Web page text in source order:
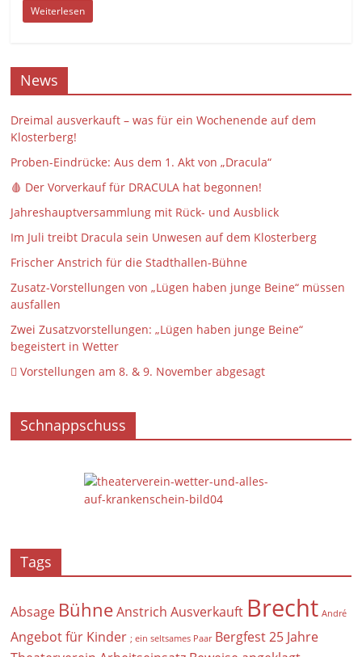
Weiterlesen
News
Dreimal ausverkauft – was für ein Wochenende auf dem
Klosterberg!
Proben-Eindrücke: Aus dem 1. Akt von „Dracula“
🩸 Der Vorverkauf für DRACULA hat begonnen!
Jahreshauptversammlung mit Rück- und Ausblick
Im Juli treibt Dracula sein Unwesen auf dem Klosterberg
Frischer Anstrich für die Stadthallen-Bühne
Zusatz-Vorstellungen von „Lügen haben junge Beine“ müssen
ausfallen
Zwei Zusatzvorstellungen: „Lügen haben junge Beine“
begeistert in Wetter
 Vorstellungen am 8. & 9. November abgesagt
Schnappschuss
Tags
Absage Bühne Anstrich Ausverkauft Brecht André
Angebot für Kinder ; ein seltsames Paar Bergfest 25 Jahre